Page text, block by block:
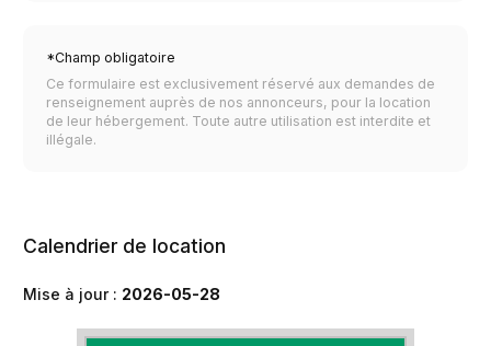
*Champ obligatoire
Ce formulaire est exclusivement réservé aux demandes de
renseignement auprès de nos annonceurs, pour la location
de leur hébergement. Toute autre utilisation est interdite et
illégale.
Calendrier de location
Mise à jour : 2026-05-28